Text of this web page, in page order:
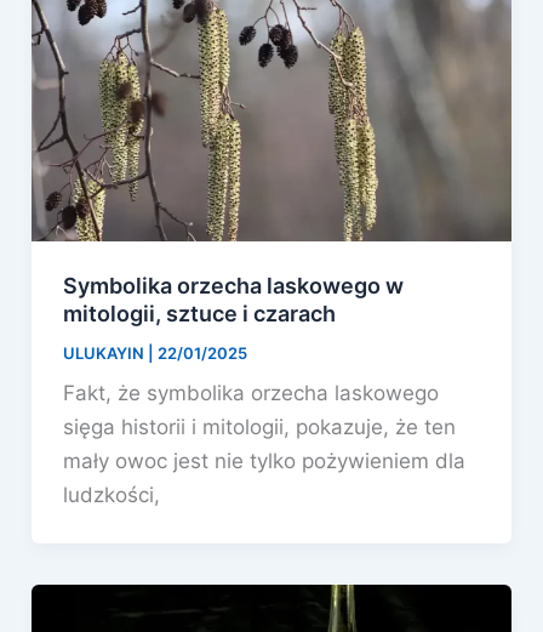
Symbolika orzecha laskowego w
mitologii, sztuce i czarach
ULUKAYIN 22/01/2025
Fakt, że symbolika orzecha laskowego
sięga historii i mitologii, pokazuje, że ten
mały owoc jest nie tylko pożywieniem dla
ludzkości,